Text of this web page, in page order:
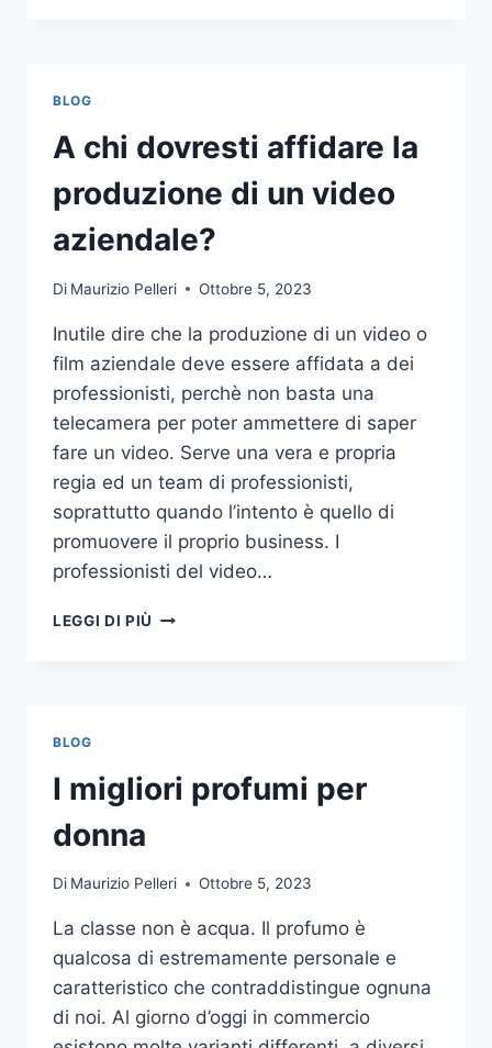
NELLE
SCOMMESSE
SPORTIVE
ONLINE
BLOG
A chi dovresti affidare la
produzione di un video
aziendale?
Di Maurizio Pelleri Ottobre 5, 2023
Inutile dire che la produzione di un video o
film aziendale deve essere affidata a dei
professionisti, perchè non basta una
telecamera per poter ammettere di saper
fare un video. Serve una vera e propria
regia ed un team di professionisti,
soprattutto quando l’intento è quello di
promuovere il proprio business. I
professionisti del video…
LEGGI DI PIÙ
VIDEO
BLOG
I migliori profumi per
donna
Di Maurizio Pelleri Ottobre 5, 2023
La classe non è acqua. Il profumo è
qualcosa di estremamente personale e
caratteristico che contraddistingue ognuna
di noi. Al giorno d’oggi in commercio